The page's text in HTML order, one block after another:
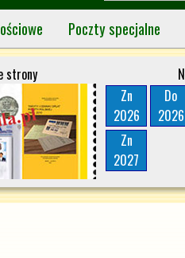
Poczty specjalne
strony
Zn
2026
Do
2026
Zn
2027